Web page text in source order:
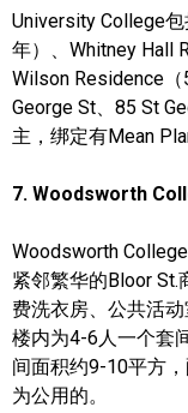
University College
年）、Whitney Hall
Wilson Residence
George St、85 St
主，绑定有Mean
7. Woodsworth
Woodsworth
紧邻繁华的Bloor St.
费洗衣房、公共活
楼内为4-6人一个套
间面积约9-10平方
为公用的。